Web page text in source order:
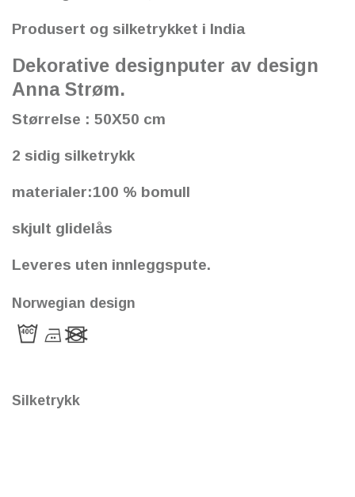
Produsert og silketrykket i India
Dekorative designputer av design
Anna Strøm.
Størrelse : 50X50 cm
2 sidig silketrykk
materialer:100 % bomull
skjult glidelås
Leveres uten innleggspute.
Norwegian design
Silketrykk